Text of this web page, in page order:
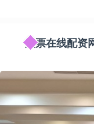
股票在线配资